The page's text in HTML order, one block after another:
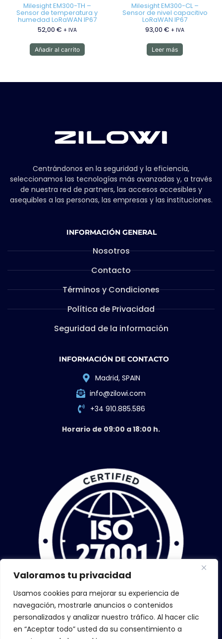
Valoramos tu privacidad
Usamos cookies para mejorar su experiencia de
navegación, mostrarle anuncios o contenidos
personalizados y analizar nuestro tráfico. Al hacer clic
en “Aceptar todo” usted da su consentimiento a
Milesight EM300-TH –
Sensor de temperatura y
humedad LoRaWAN IP67
52,00 € + IVA
Añadir al carrito
Milesight EM300-CL –
Sensor de nivel capacitivo
LoRaWAN IP67
93,00€ + IVA
Leer más
Centrándonos en la seguridad y la eficiencia,
seleccionamos las tecnologías más avanzadas y, a través
de nuestra red de partners, las accesos accesibles y
asequibles a las personas, las empresas y las instituciones.
INFORMACIÓN GENERAL
Nosotros
Contacto
Términos y Condiciones
Política de Privacidad
Seguridad de la información
INFORMACIÓN DE CONTACTO
Madrid, SPAIN
info@zilowi.com
+34 910.885.586
Horario de 09:00 a 18:00 h.